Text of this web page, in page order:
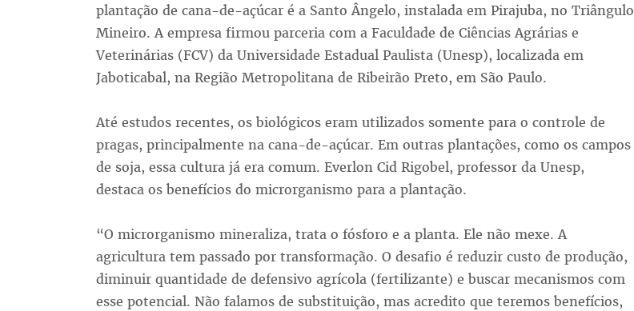
plantação de cana-de-açúcar é a Santo Ângelo, instalada em Pirajuba, no Triângulo
Mineiro. A empresa firmou parceria com a Faculdade de Ciências Agrárias e
Veterinárias (FCV) da Universidade Estadual Paulista (Unesp), localizada em
Jaboticabal, na Região Metropolitana de Ribeirão Preto, em São Paulo.
Até estudos recentes, os biológicos eram utilizados somente para o controle de
pragas, principalmente na cana-de-açúcar. Em outras plantações, como os campos
de soja, essa cultura já era comum. Everlon Cid Rigobel, professor da Unesp,
destaca os benefícios do microrganismo para a plantação.
“O microrganismo mineraliza, trata o fósforo e a planta. Ele não mexe. A
agricultura tem passado por transformação. O desafio é reduzir custo de produção,
diminuir quantidade de defensivo agrícola (fertilizante) e buscar mecanismos com
esse potencial. Não falamos de substituição, mas acredito que teremos benefícios,